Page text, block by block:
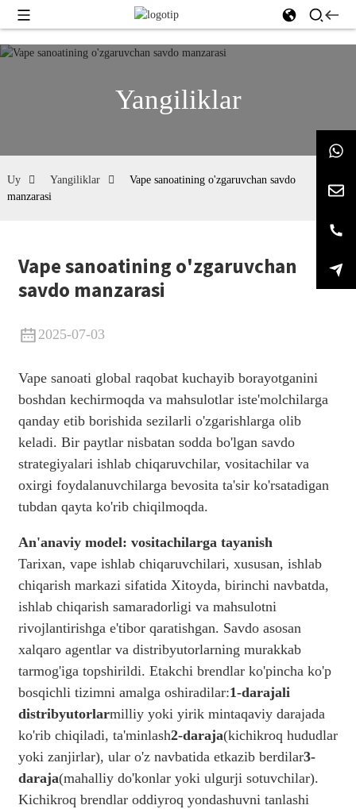
Yangiliklar
Uy Yangiliklar
Vape sanoatining o'zgaruvchan savdo
manzarasi
Vape sanoatining o'zgaruvchan
savdo manzarasi
2025-07-03
Vape sanoati global raqobat kuchayib borayotganini
boshdan kechirmoqda va mahsulotlar iste'molchilarga
qanday etib borishida sezilarli o'zgarishlarga olib
keladi. Bir paytlar nisbatan sodda bo'lgan savdo
strategiyalari ishlab chiqaruvchilar, vositachilar va
oxirgi foydalanuvchilarga bevosita ta'sir ko'rsatadigan
tubdan qayta ko'rib chiqilmoqda.
An'anaviy model: vositachilarga tayanish
Tarixan, vape ishlab chiqaruvchilari, xususan, ishlab
chiqarish markazi sifatida Xitoyda, birinchi navbatda,
ishlab chiqarish samaradorligi va mahsulotni
rivojlantirishga e'tibor qaratishgan. Savdo asosan
xalqaro agentlar va distribyutorlarning murakkab
tarmog'iga topshirildi. Etakchi brendlar ko'pincha ko'p
bosqichli tizimni amalga oshiradilar:1-darajali
distribyutorlarmilliy yoki yirik mintaqaviy darajada
ko'rib chiqiladi, ta'minlash2-daraja(kichikroq hududlar
yoki zanjirlar), ular o'z navbatida etkazib berdilar3-
daraja(mahalliy do'konlar yoki ulgurji sotuvchilar).
Kichikroq brendlar oddiyroq yondashuvni tanlashi